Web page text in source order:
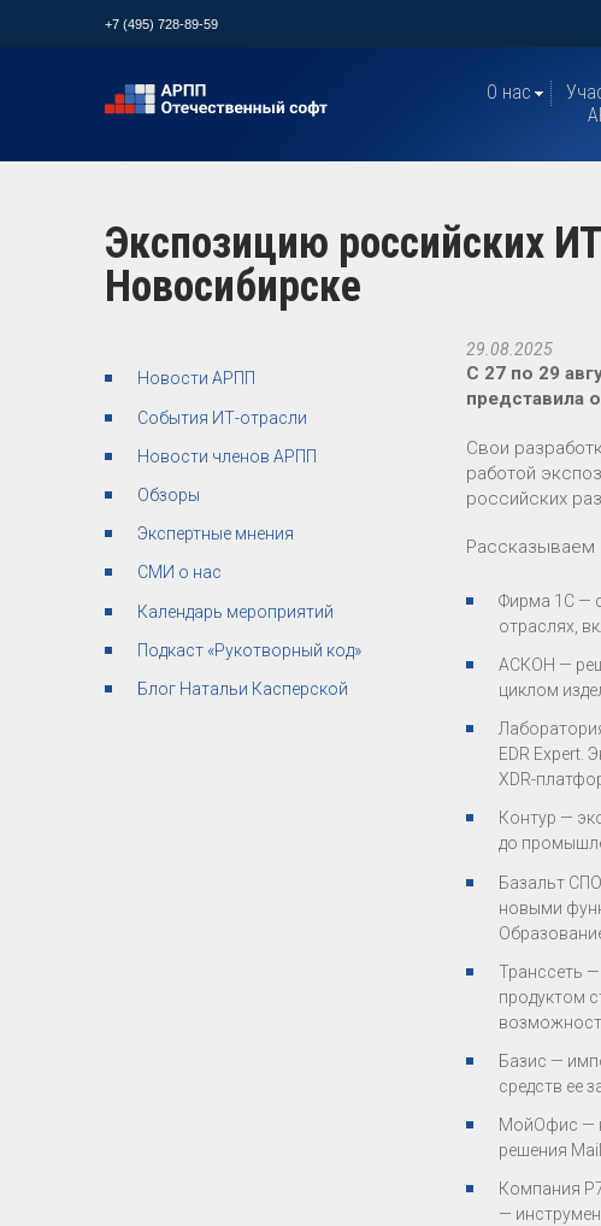
+7 (495) 728-89-59
О нас
Экспозицию российских
Новосибирске
Новости АРПП
События ИТ-отрасли
Новости членов АРПП
Обзоры
Экспертные мнения
СМИ о нас
Календарь мероприятий
Подкаст «Рукотворный код»
Блог Натальи Касперской
29.08.2025
С 27 по 29
представила
Свои
работой
российских
Рассказываем
Фирма 1С —
отраслях,
АСКОН —
циклом
EDR Expert.
XDR-
Контур —
до
Базальт
новыми
Транссеть
продуктом
Базис —
средств ее
МойОфис —
решения
Компания
—